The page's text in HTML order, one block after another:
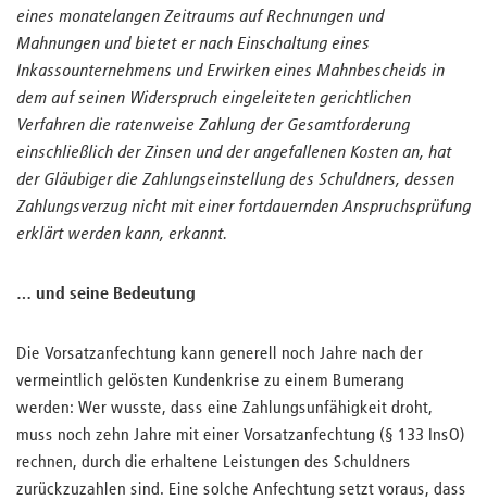
eines monatelangen Zeitraums auf Rechnungen und
Mahnungen und bietet er nach Einschaltung eines
Inkassounternehmens und Erwirken eines Mahnbescheids in
dem auf seinen Widerspruch eingeleiteten gerichtlichen
Verfahren die ratenweise Zahlung der Gesamtforderung
einschließlich der Zinsen und der angefallenen Kosten an, hat
der Gläubiger die Zahlungseinstellung des Schuldners, dessen
Zahlungsverzug nicht mit einer fortdauernden Anspruchsprüfung
erklärt werden kann, erkannt.
… und seine Bedeutung
Die Vorsatzanfechtung kann generell noch Jahre nach der
vermeintlich gelösten Kundenkrise zu einem Bumerang
werden: Wer wusste, dass eine Zahlungsunfähigkeit droht,
muss noch zehn Jahre mit einer Vorsatzanfechtung (§ 133 InsO)
rechnen, durch die erhaltene Leistungen des Schuldners
zurückzuzahlen sind. Eine solche Anfechtung setzt voraus, dass